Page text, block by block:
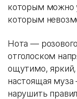
которым можно
которым
Нота —
отголоском
ощутимо, яркий,
настоящая муза
нарушить